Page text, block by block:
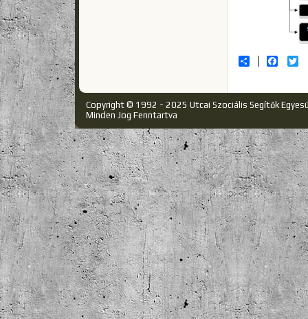
Share
Copyright © 1992 - 2025 Utcai Szociális Segítők
Minden Jog Fenntartva